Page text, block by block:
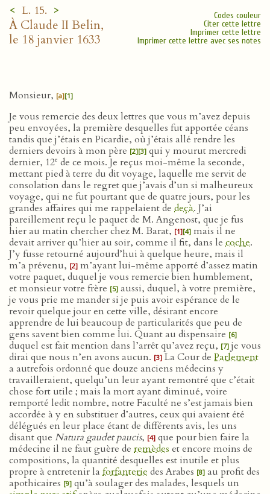
< L. 15. >
À Claude II Belin,
le 18 janvier 1633
Codes couleur
Citer cette lettre
Imprimer cette lettre
Imprimer cette lettre avec ses notes
Monsieur, [a][1]
Je vous remercie des deux lettres que vous m’avez depuis
peu envoyées, la première desquelles fut apportée céans
tandis que j’étais en Picardie, où j’étais allé rendre les
derniers devoirs à mon père [2][3] qui y mourut mercredi
dernier, 12e de ce mois. Je reçus moi-même la seconde,
mettant pied à terre du dit voyage, laquelle me servit de
consolation dans le regret que j’avais d’un si malheureux
voyage, qui ne fut pourtant que de quatre jours, pour les
grandes affaires qui me rappelaient de deçà. J’ai
pareillement reçu le paquet de M. Angenost, que je fus
hier au matin chercher chez M. Barat, [1][4] mais il ne
devait arriver qu’hier au soir, comme il fit, dans le coche.
J’y fusse retourné aujourd’hui à quelque heure, mais il
m’a prévenu, [2] m’ayant lui-même apporté d’assez matin
votre paquet, duquel je vous remercie bien humblement,
et monsieur votre frère [5] aussi, duquel, à votre première,
je vous prie me mander si je puis avoir espérance de le
revoir quelque jour en cette ville, désirant encore
apprendre de lui beaucoup de particularités que peu de
gens savent bien comme lui. Quant au dispensaire [6]
duquel est fait mention dans l’arrêt qu’avez reçu, [7] je vous
dirai que nous n’en avons aucun. [3] La Cour de Parlement
a autrefois ordonné que douze anciens médecins y
travailleraient, quelqu’un leur ayant remontré que c’était
chose fort utile ; mais la mort ayant diminué, voire
remporté ledit nombre, notre Faculté ne s’est jamais bien
accordée à y en substituer d’autres, ceux qui avaient été
délégués en leur place étant de différents avis, les uns
disant que Natura gaudet paucis, [4] que pour bien faire la
médecine il ne faut guère de remèdes et encore moins de
compositions, la quantité desquelles est inutile et plus
propre à entretenir la forfanterie des Arabes [8] au profit des
apothicaires [9] qu’à soulager des malades, lesquels un